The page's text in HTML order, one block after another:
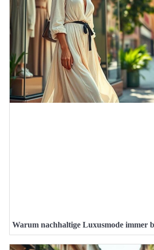
Warum nachhaltige Luxusmode immer